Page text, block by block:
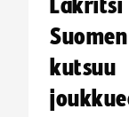
Lakritsi
kutsuu